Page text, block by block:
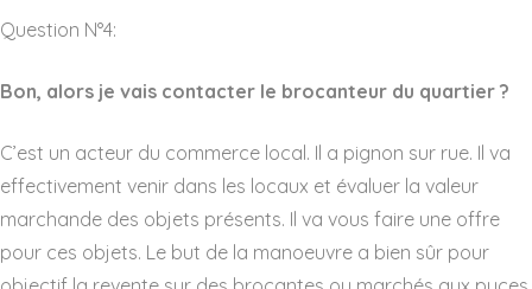
Question N°4:
Bon, alors je vais contacter le brocanteur du quartier ?
C’est un acteur du commerce local. Il a pignon sur rue. Il va
effectivement venir dans les locaux et évaluer la valeur
marchande des objets présents. Il va vous faire une offre
pour ces objets. Le but de la manoeuvre a bien sûr pour